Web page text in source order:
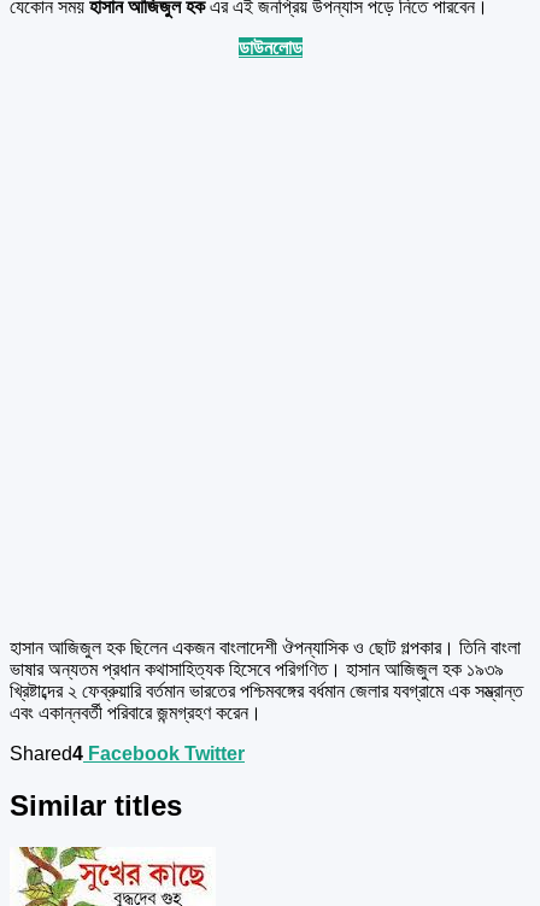
যেকোন সময় হাসান আজিজুল হকএর এই জনপ্রিয় উপন্যাস পড়ে নিতে পারবেন।
ডাউনলোড
হাসান আজিজুল হক ছিলেন একজন বাংলাদেশী ঔপন্যাসিক ও ছোট গল্পকার। তিনি বাংলা
ভাষার অন্যতম প্রধান কথাসাহিত্যক হিসেবে পরিগণিত। হাসান আজিজুল হক ১৯৩৯
খ্রিষ্টাব্দের ২ ফেব্রুয়ারি বর্তমান ভারতের পশ্চিমবঙ্গের বর্ধমান জেলার যবগ্রামে এক সম্ভ্রান্ত
এবং একান্নবর্তী পরিবারে জন্মগ্রহণ করেন।
Shared4 Facebook Twitter
Similar titles